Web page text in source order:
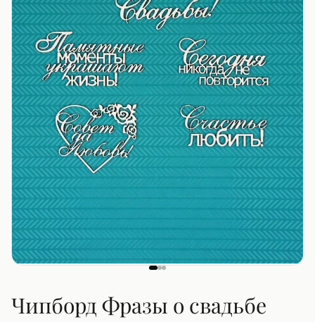
Чипборд Фразы о свадьбе